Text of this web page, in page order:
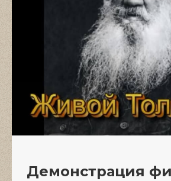
Демонстрация